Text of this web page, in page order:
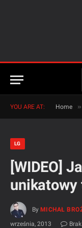
YOU ARE AT: Home »
LG
[WIDEO]
unikatowy
By MICHAŁ
września, 2013